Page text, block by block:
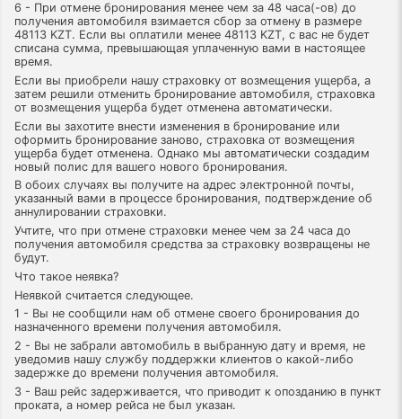
6 - При отмене бронирования менее чем за 48 часа(-ов) до
получения автомобиля взимается сбор за отмену в размере
48113 KZT. Если вы оплатили менее 48113 KZT, с вас не будет
списана сумма, превышающая уплаченную вами в настоящее
время.
Если вы приобрели нашу страховку от возмещения ущерба, а
затем решили отменить бронирование автомобиля, страховка
от возмещения ущерба будет отменена автоматически.
Если вы захотите внести изменения в бронирование или
оформить бронирование заново, страховка от возмещения
ущерба будет отменена. Однако мы автоматически создадим
новый полис для вашего нового бронирования.
В обоих случаях вы получите на адрес электронной почты,
указанный вами в процессе бронирования, подтверждение об
аннулировании страховки.
Учтите, что при отмене страховки менее чем за 24 часа до
получения автомобиля средства за страховку возвращены не
будут.
Что такое неявка?
Неявкой считается следующее.
1 - Вы не сообщили нам об отмене своего бронирования до
назначенного времени получения автомобиля.
2 - Вы не забрали автомобиль в выбранную дату и время, не
уведомив нашу службу поддержки клиентов о какой-либо
задержке до времени получения автомобиля.
3 - Ваш рейс задерживается, что приводит к опозданию в пункт
проката, а номер рейса не был указан.